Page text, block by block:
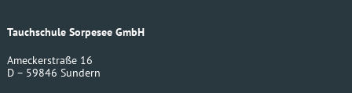
Tauchschule Sorpesee GmbH
Ameckerstraße 16
D – 59846 Sundern